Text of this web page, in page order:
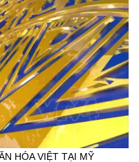
HÓA VIỆT TẠI MỸ